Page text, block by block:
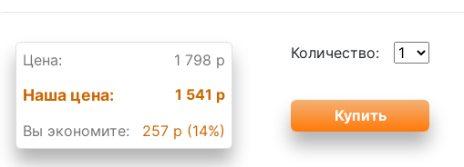
Цена: 1 798 р
Наша цена:
1 541 р
Вы экономите:
257 р (14%)
Количество: